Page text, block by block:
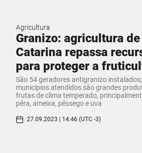
Agricultura
Granizo: agricultura de
Catarina repassa
para proteger a
São 54 geradores antigranizo instalados;
municípios atendidos são grandes
frutas de clima temperado,
pêra, ameixa, pêssego e uva
27.09.2023 | 14:46 (UTC -3)